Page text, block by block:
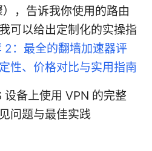
，告诉我你使用的路由
可以给出定制化的实操指
2：最全的翻墙加速器评
性、价格对比与实用指南
备上使用 VPN 的完整
问题与最佳实践